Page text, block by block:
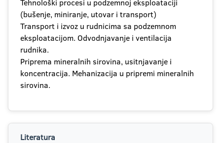
Tehnološki procesi u podzemnoj eksploataciji
(bušenje, miniranje, utovar i transport)
Transport i izvoz u rudnicima sa podzemnom
eksploatacijom. Odvodnjavanje i ventilacija
rudnika.
Priprema mineralnih sirovina, usitnjavanje i
koncentracija. Mehanizacija u pripremi mineralnih
sirovina.
Literatura